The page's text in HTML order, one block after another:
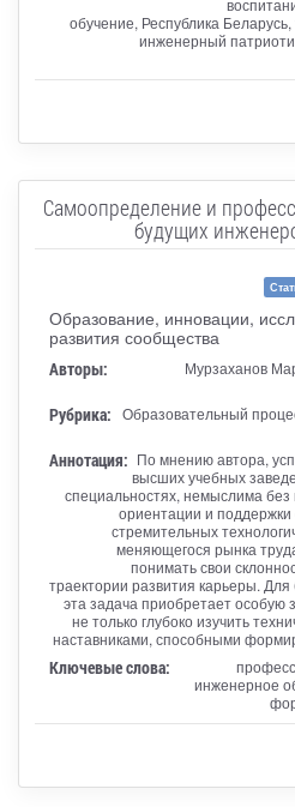
обучение, Республика
инженерный
Самоопределение и
будущих
Образование, инновации,
развития сообщества
Авторы:
Мурзаханов
Рубрика: Образовательный
Аннотация: По мнению автора,
высших учебных
специальностях, немыслима
ориентации и
стремительных
меняющегося рынка
понимать свои
траектории развития карьеры.
эта задача приобретает особую
не только глубоко изучить
наставниками, способными
Ключевые слова:
инженерное